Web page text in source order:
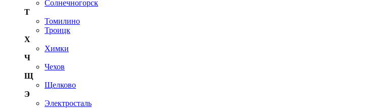
Солнечногорск
Т
Томилино
Троицк
Х
Химки
Ч
Чехов
Щ
Щелково
Э
Электросталь